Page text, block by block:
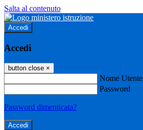
Salta al contenuto
Accedi
Accedi
button close ×
Nome Utente
Password
Password dimenticata?